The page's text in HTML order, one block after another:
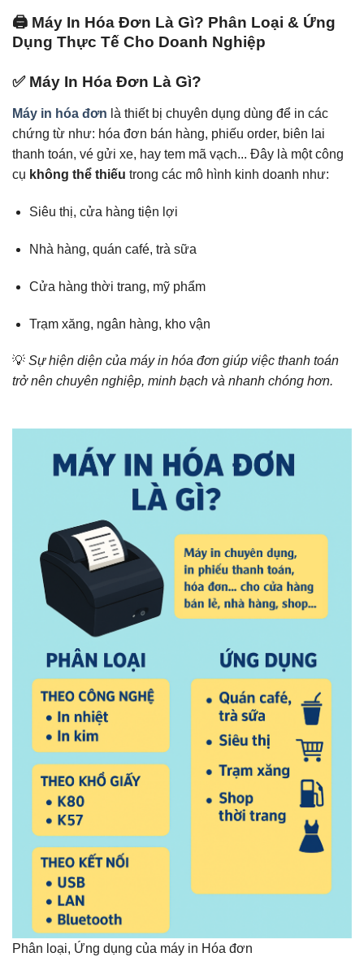
🖨️ Máy In Hóa Đơn Là Gì? Phân Loại & Ứng
Dụng Thực Tế Cho Doanh Nghiệp
✅ Máy In Hóa Đơn Là Gì?
Máy in hóa đơn là thiết bị chuyên dụng dùng để in các
chứng từ như: hóa đơn bán hàng, phiếu order, biên lai
thanh toán, vé gửi xe, hay tem mã vạch... Đây là một công
cụ không thể thiếu trong các mô hình kinh doanh như:
Siêu thị, cửa hàng tiện lợi
Nhà hàng, quán café, trà sữa
Cửa hàng thời trang, mỹ phẩm
Trạm xăng, ngân hàng, kho vận
💡 Sự hiện diện của máy in hóa đơn giúp việc thanh toán
trở nên chuyên nghiệp, minh bạch và nhanh chóng hơn.
Phân loại, Ứng dụng của máy in Hóa đơn